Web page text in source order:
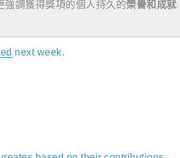
強調獲得獎項的個人持久的榮譽和成就
next week.